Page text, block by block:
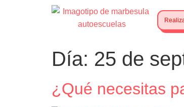
Día: 25 de
¿Qué necesitas